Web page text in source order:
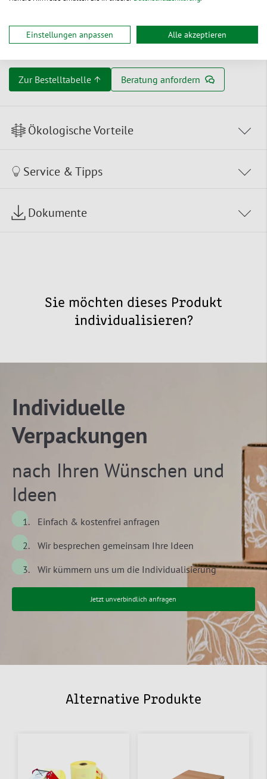
Rollenbreite: 152 mm
Zur Bestelltabelle ↑ Beratung anfordern
Ökologische Vorteile
Service & Tipps
Dokumente
Sie möchten dieses Produkt
individualisieren?
Individuelle
Verpackungen
nach Ihren Wünschen und
Ideen
Einfach & kostenfrei anfragen
Wir besprechen gemeinsam Ihre Ideen
Wir kümmern uns um die Individualisierung
Jetzt unverbindlich anfragen
Alternative Produkte
Einstellungen anpassen Alle akzeptieren